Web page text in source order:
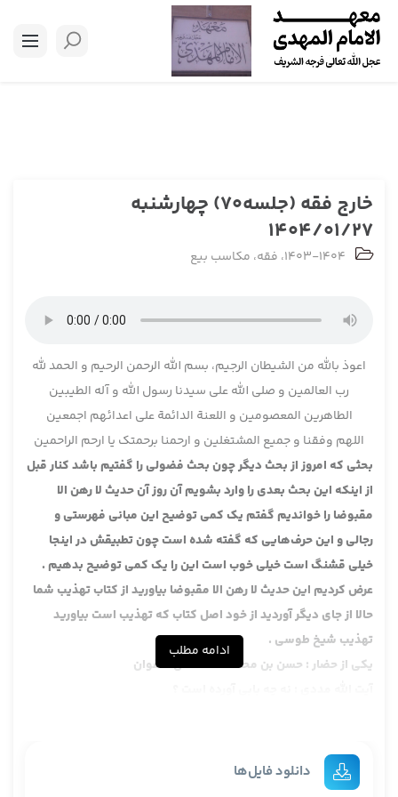
خارج فقه (جلسه70) چهارشنبه
1404/01/27
1403-1404، فقه، مکاسب بیع
اعوذ بالله من الشیطان الرجیم، بسم الله الرحمن الرحیم و الحمد لله
رب العالمین و صلی الله علی سیدنا رسول الله و آله الطیبین
الطاهرین المعصومین و اللعنة الدائمة علی اعدائهم اجمعین
اللهم وفقنا و جمیع المشتغلین و ارحمنا برحمتک یا ارحم الراحمین
بحثی که امروز از بحث دیگر چون بحث فضولی را گفتیم باشد کنار قبل
از اینکه این بحث بعدی را وارد بشویم آن روز آن حدیث لا رهن الا
مقبوضا را خواندیم گفتم یک کمی توضیح این مبانی فهرستی و
رجالی و این حرف‌هایی که گفته شده است چون تطبیقش در اینجا
خیلی قشنگ است خیلی خوب است این را یک کمی توضیح بدهیم .
عرض کردیم این حدیث لا رهن الا مقبوضا بیاورید از کتاب تهذیب شما
حالا از جای دیگر آوردید از خود اصل کتاب که تهذیب است بیاورید
تهذیب شیخ طوسی .
یکی از حضار : حسن بن محمد سماعة عن صفوان
یکی از حضار : رهون .
آیت الله مددی : ها باب الرهون ، در خود باب الرهون است کتاب
ادامه مطلب
دانلود فایل‌ها